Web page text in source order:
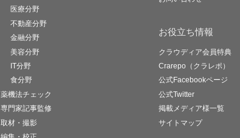
医療分野
不動産分野
金融分野
美容分野
IT分野
食分野
薬機法チェック
専門家記事監修
取材・撮影
お役立ち情報
クラウディア会員特典
Crarepo（クラレポ）
公式Facebookページ
公式Twitter
掲載メディア様一覧
サイトマップ